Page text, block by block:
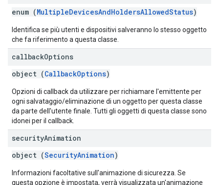
enum (MultipleDevicesAndHoldersAllowedStatus)
Identifica se più utenti e dispositivi salveranno lo stesso oggetto
che fa riferimento a questa classe.
callbackOptions
object (CallbackOptions)
Opzioni di callback da utilizzare per richiamare l'emittente per
ogni salvataggio/eliminazione di un oggetto per questa classe
da parte dell'utente finale. Tutti gli oggetti di questa classe sono
idonei per il callback.
securityAnimation
object (SecurityAnimation)
Informazioni facoltative sull'animazione di sicurezza. Se
questa opzione è impostata, verrà visualizzata un'animazione